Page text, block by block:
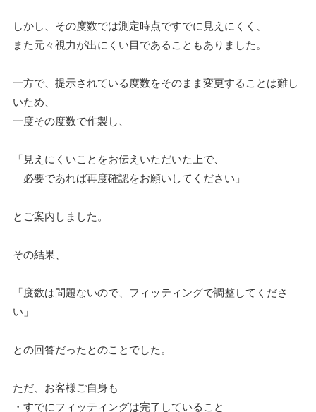
しかし、その度数では測定時点ですでに見えにくく、
また元々視力が出にくい目であることもありました。
一方で、提示されている度数をそのまま変更することは難し
いため、
一度その度数で作製し、
「見えにくいことをお伝えいただいた上で、
必要であれば再度確認をお願いしてください」
とご案内しました。
その結果、
「度数は問題ないので、フィッティングで調整してくださ
い」
との回答だったとのことでした。
ただ、お客様ご自身も
・すでにフィッティングは完了していること